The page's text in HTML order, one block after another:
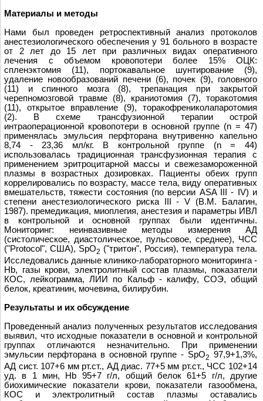
Материалы и методы
Нами был проведeн ретроспективный анализ протоколов
анестезиологического обеспечения у 91 больного в возрасте
от 2 лет до 15 лет при различных видах оперативного
лечения с объeмом кровопотери более 15% ОЦК:
спленэктомия (11), портокавальное шунтирование (9),
удаление новообразований печени (6), почек (9), головного
(11) и спинного мозга (8), трепанация при закрытой
черепномозговой травме (8), краниотомия (7), торакотомия
(11), открытое вправление (9), торакофрениколапаротомия
(2). В схеме трансфузионной терапии острой
интраоперационной кровопотери в основной группе (n = 47)
применялась эмульсия перфторана внутривенно капельно
8,74 - 23,36 мл/кг. В контрольной группе (n = 44)
использовалась традиционная трансфузионная терапия с
применением эритроцитарной массы и свежезамороженной
плазмы в возрастных дозировках. Пациенты обеих групп
коррелировались по возрасту, массе тела, виду оперативных
вмешательств, тяжести состояния (по версии ASA III - IV) и
степени анестезиологического риска III - V (В.М. Балагин,
1987). премедикация, миоплегия, анестезия и параметры ИВЛ
в контрольной и основной группах были идентичны.
Мониторинг: неинвазивные методы измерения АД
(систолическое, диастолическое, пульсовое, среднее), ЧСС
("Protocol", США), SpO2 ("тритон", Россия), температура тела.
Исследовались данные клинико-лабораторного мониторинга -
Hb, газы крови, электролитный состав плазмы, показатели
КОС, лейкограмма, ЛИИ по Кальф - калифу, СОЭ, общий
белок, креатинин, мочевина, билирубин.
Результаты и их обсуждение
Проведeнный анализ полученных результатов исследования
выявил, что исходные показатели в основной и контрольной
группах отличаются незначительно. При применении
эмульсии перфторана в основной группе - SpO2 97,9+1,3%,
АД сист. 107+6 мм рт.ст., АД диас. 77+5 мм рт.ст., ЧСС 102+14
уд. в 1 мин, Hb 95+7 г/л, общий белок 61+5 г/л, другие
биохимические показатели крови, показатели газообмена,
КОС и электролитный состав плазмы оставались